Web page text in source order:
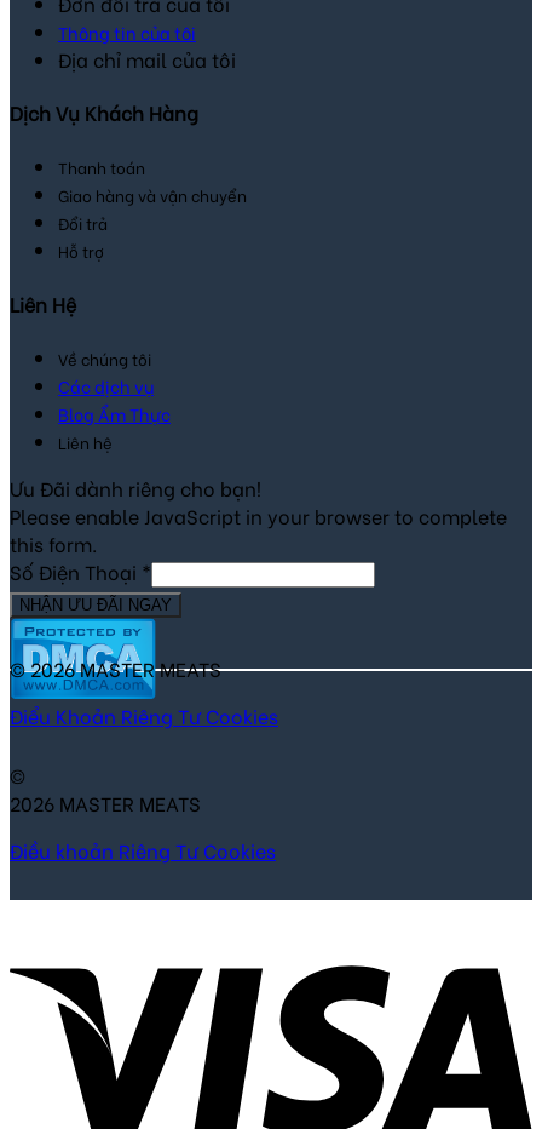
Thông tin của tôi
Địa chỉ mail của tôi
Dịch Vụ Khách Hàng
Thanh toán
Giao hàng và vận chuyển
Đổi trả
Hỗ trợ
Liên Hệ
Về chúng tôi
Các dịch vụ
Blog Ẩm Thực
Liên hệ
Ưu Đãi dành riêng cho bạn!
Please enable JavaScript in your browser to complete
this form.
Số Điện Thoại *
NHẬN ƯU ĐÃI NGAY
© 2026 MASTER MEATS
Điểu Khoản Riêng Tư Cookies
©
2026 MASTER MEATS
Điều khoản Riêng Tư Cookies